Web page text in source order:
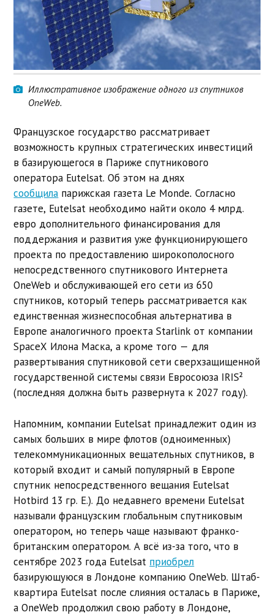
Иллюстративное изображение одного из спутников
OneWeb.
Французское государство рассматривает
возможность крупных стратегических инвестиций
в базирующегося в Париже спутникового
оператора Eutelsat. Об этом на днях
сообщила парижская газета Le Monde.Согласно
газете, Eutelsat необходимо найти около 4 млрд.
евро дополнительного финансирования для
поддержания и развития уже функционирующего
проекта по предоставлению широкополосного
непосредственного спутникового Интернета
OneWeb и обслуживающей его сети из 650
спутников, который теперь рассматривается как
единственная жизнеспособная альтернатива в
Европе аналогичного проекта Starlink от компании
SpaceX Илона Маска, а кроме того — для
развертывания спутниковой сети сверхзащищенной
государственной системы связи Евросоюза IRIS²
(последняя должна быть развернута к 2027 году).
Напомним, компании Eutelsat принадлежит один из
самых больших в мире флотов (одноименных)
телекоммуникационных вещательных спутников, в
который входит и самый популярный в Европе
спутник непосредственного вещания Eutelsat
Hotbird 13 гр. Е.). До недавнего времени Eutelsat
называли французским глобальным спутниковым
оператором, но теперь чаще называют франко-
британским оператором. А всё из-за того, что в
сентябре 2023 года Eutelsat приобрел
базирующуюся в Лондоне компанию OneWeb. Штаб-
квартира Eutelsat после слияния осталась в Париже,
а OneWeb продолжил свою работу в Лондоне,